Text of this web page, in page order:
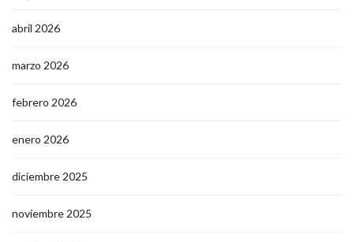
abril 2026
marzo 2026
febrero 2026
enero 2026
diciembre 2025
noviembre 2025